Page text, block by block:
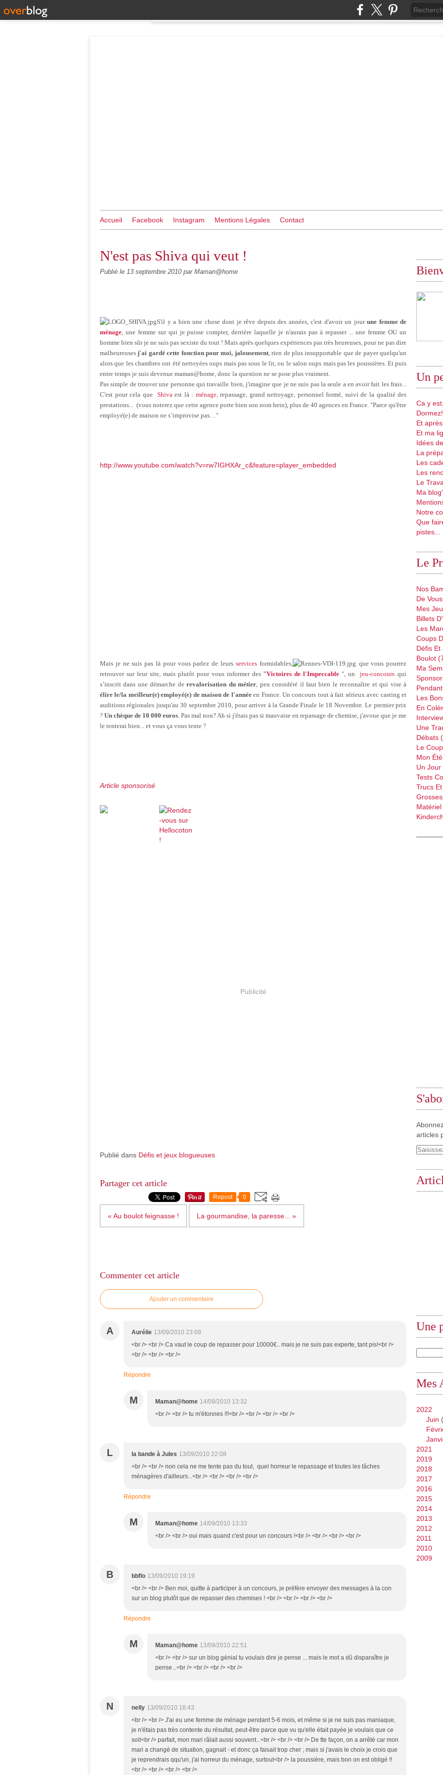
Accueil Facebook Instagram Mentions Légales Contact
N'est pas Shiva qui veut !
Publié le 13 septembre 2010 par Maman@home
S'il ya bien une chose dont je rêve depuis des années, c'est d'avoirun jour une femme de
ménage, unefemme surqui je puisse compter,derrière laquelle je n'auraispas à repasser...une femmeOU un
homme bien sûr je ne suis pas sexiste du tout ! Mais après quelques expériences pas très heureuses, pourne pas dire
malheureuses j'ai gardé cette fonction pour moi, jalousement,rien de plus insupportable quede payerquelqu'un
alors que les chambres ont été nettoyées oups maispassous lelit,ou lesalonoups maispasles poussières. Etpuis
entre temps je suis devenue maman@home, donc la question ne se pose plus vraiment.
Pas simple de trouver une personnequitravaille bien, j'imagine que je ne suis pas laseule a enavoirfait les frais...
C'est pourcela que Shiva est là: ménage,repassage, grandnettoyage, personnelformé, suivi de la qualité des
prestations... (vous noterez que cette agence porte bien son nom hein), plus de 40 agences en France. "Parce qu'être
employé(e) de maison ne s’improvise pas…"
http://www.youtube.com/watch?v=rw7IGHXAr_c&feature=player_embedded
Mais je ne suis paslà pour vous parlez deleurs services formidables, que vous pourrez
retrouver sur leursite, mais plutôtpour vousinformer des "Victoires de l'Impeccable ", unjeu-concours qui
s’inscrit dans une démarche derevalorisation du métier, peu considéré il faut bien le reconnaître et qui viseà
élire le/la meilleur(e) employé(e) de maison de l'annéeen France. Unconcours toutà fait sérieux avec casting et
auditionsrégionales jusqu'au 30 septembre2010, pour arriver àla Grande Finale le18 Novembre. Le premier prix
? Un chèque de 10 000 euros. Pas mal non? Ah si j'étais pas si mauvaise en repassage de chemise, j'avoue que je me
le tenterai bien... et vous ça vous tente ?
Article sponsorisé
Publicité
Publié dans Défis et jeux blogueuses
Partager cet article
Repost 0
« Au boulot feignasse ! La gourmandise, la paresse... »
Commenter cet article
Ajouter un commentaire
A Aurélie 13/09/2010 23:09
<br /> <br /> Ca vaut le coup de repasser pour 10000€.. mais je ne suis pas experte, tant pis!<br />
<br /> <br /> <br />
Répondre
M Maman@home 14/09/2010 13:32
<br /> <br /> tu m'étonnes !!!<br /> <br /> <br /> <br />
L la bande à Jules 13/09/2010 22:08
<br /> <br /> non cela ne me tente pas du tout, quel horreur le repassage et toutes les tâches
ménagères d'ailleurs...<br /> <br /> <br /> <br />
Répondre
M Maman@home 14/09/2010 13:33
<br /> <br /> oui mais quand c'est pour un concours !<br /> <br /> <br /> <br />
B bbflo 13/09/2010 19:19
<br /> <br /> Ben moi, quitte à participer à un concours, je préfère envoyer des messages à la con
sur un blog plutôt que de repasser des chemises ! <br /> <br /> <br /> <br />
Répondre
M Maman@home 13/09/2010 22:51
<br /> <br /> sur un blog génial tu voulais dire je pense ... mais le mot a dû disparaître je
pense...<br /> <br /> <br /> <br />
N nelly 13/09/2010 18:43
<br /> <br /> J'ai eu une femme de ménage pendant 5-6 mois, et même si je ne suis pas maniaque,
je n'étais pas très contente du résultat, peut-être parce que vu qu'elle était payée je voulais que ce
soit<br /> parfait, mon mari râlait aussi souvent...<br /> <br /> <br /> De tte façon, on a arrêté car mon
mari a changé de situation, gagnait - et donc ça faisait trop cher ; mais si j'avais le choix je crois que
je reprendrais qqu'un, j'ai horreur du ménage, surtout<br /> la poussière, mais bon on est obligé !!
<br /> <br /> <br /> <br />
Un
Ca y
Dormez!
Et
Et ma
Idées
La
Les
Les
Le
Ma
Notre
Que
pistes...
Le
Nos
De
Mes
Billets
Les
Coups
Défis Et
Boulot
Ma
Les
En
Une
Débats
Le
Mon
Un
Tests
Trucs
articles
Une
Mes
2022
Juin
2021
2019
2018
2017
2016
2015
2014
2013
2012
2011
2010
2009